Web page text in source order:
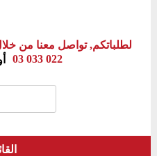
لطلباتكم, تواصل معنا من
03 033 022